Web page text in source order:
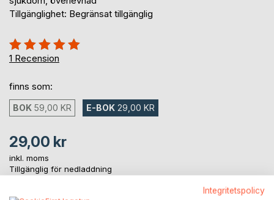
Tillgänglighet: Begränsat tillgänglig
Betyg::
100%
1 Recension
finns som:
BOK 59,00 KR E-BOK 29,00 KR
29,00 kr
inkl. moms
Tillgänglig för nedladdning
Integritetspolicy